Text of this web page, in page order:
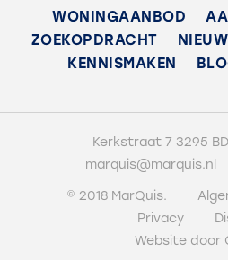
WONINGAANBOD
ZOEKOPDRACHT
KENNISMAKEN
Kerkstraat 7 3295
marquis@marquis.nl
© 2018 MarQuis.
Privacy
Website door